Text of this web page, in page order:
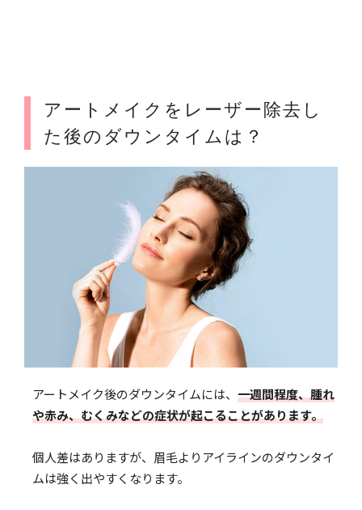
アートメイクをレーザー除去し
た後のダウンタイムは？
アートメイク後のダウンタイムには、 一週間程度、腫れ
や赤み、むくみなどの症状が起こることがあります。
個人差はありますが、眉毛よりアイラインのダウンタイ
ムは強く出やすくなります。